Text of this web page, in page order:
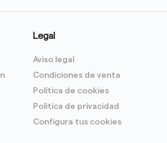
Legal
Aviso legal
Condiciones de venta
Política de cookies
Politica de privacidad
Configura tus cookies